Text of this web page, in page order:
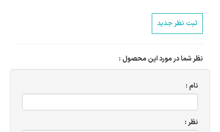
ثبت نظر جدید
نظر شما در مورد این محصول :
نام :
نظر :